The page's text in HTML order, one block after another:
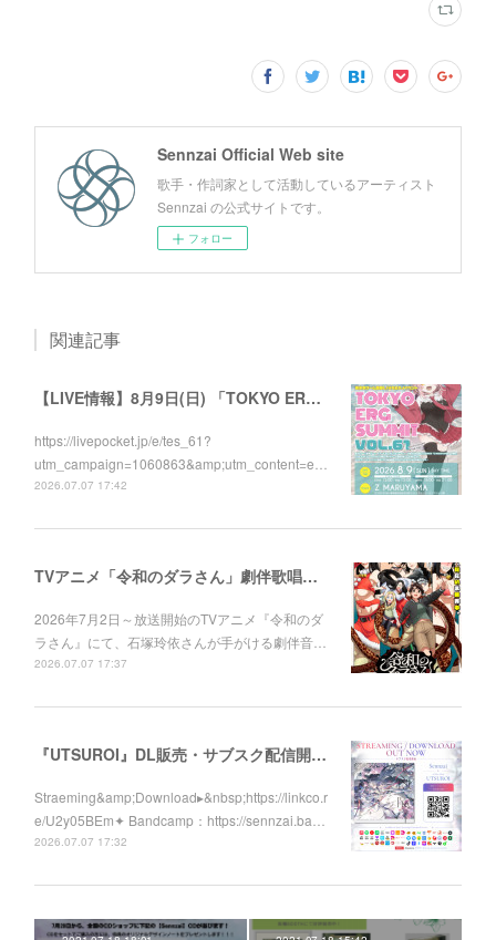
Sennzai Official Web site
歌手・作詞家として活動しているアーティスト
Sennzai の公式サイトです。
フォロー
関連記事
【LIVE情報】8月9日(日) 「TOKYO ERG SUMMIT VOL.61」に出演します！
https://livepocket.jp/e/tes_61?
utm_campaign=1060863&amp;utm_content=e…
2026.07.07 17:42
TVアニメ「令和のダラさん」劇伴歌唱しました！
2026年7月2日～放送開始のTVアニメ『令和のダ
ラさん』にて、石塚玲依さんが手がける劇伴音…
2026.07.07 17:37
『UTSUROI』DL販売・サブスク配信開始！
Straeming&amp;Download▸&nbsp;https://linkco.r
e/U2y05BEm✦ Bandcamp：https://sennzai.ba…
2026.07.07 17:32